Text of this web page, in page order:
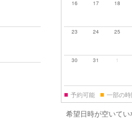
16 17 18
23 24 25
30 31 1
■ 予約可能 ■ 一部の
希望日時が空いて